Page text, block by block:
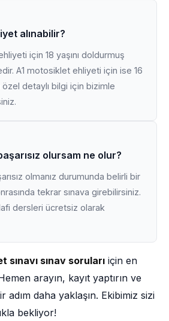
alınabilir?
için 18 yaşını doldurmuş
A1 motosiklet ehliyeti için ise 16
detaylı bilgi için bizimle
olursam ne olur?
olmanız durumunda belirli bir
tekrar sınava girebilirsiniz.
dersleri ücretsiz olarak
sınavı sınav soruları için en
arayın, kayıt yaptırın ve
adım daha yaklaşın. Ekibimiz sizi
bekliyor!